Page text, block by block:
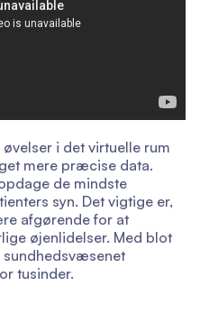
i det virtuelle rum
mere præcise data.
de mindste
syn. Det vigtige er,
afgørende for at
øjenlidelser. Med blot
sundhedsvæsenet
tusinder.